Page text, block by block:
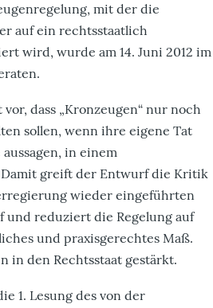
mit der die
auf ein rechtsstaatlich
wird, wurde am 14. Juni 2012 im
dass „Kronzeugen“ nur noch
sollen, wenn ihre eigene Tat
in einem
Damit greift der Entwurf die Kritik
wieder eingeführten
und reduziert die Regelung auf
und praxisgerechtes Maß.
in den Rechtsstaat gestärkt.
1. Lesung des von der